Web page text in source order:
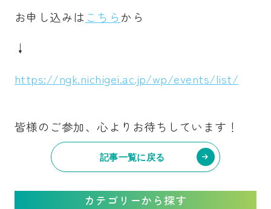
お申し込みは こちら から
↓
https://ngk.nichigei.ac.jp/wp/events/list/
皆様のご参加、心よりお待ちしています！
記事一覧に戻る
カテゴリーから探す